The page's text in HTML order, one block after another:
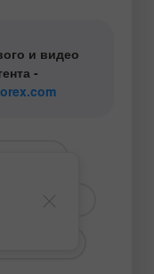
и видео
-
#SP500